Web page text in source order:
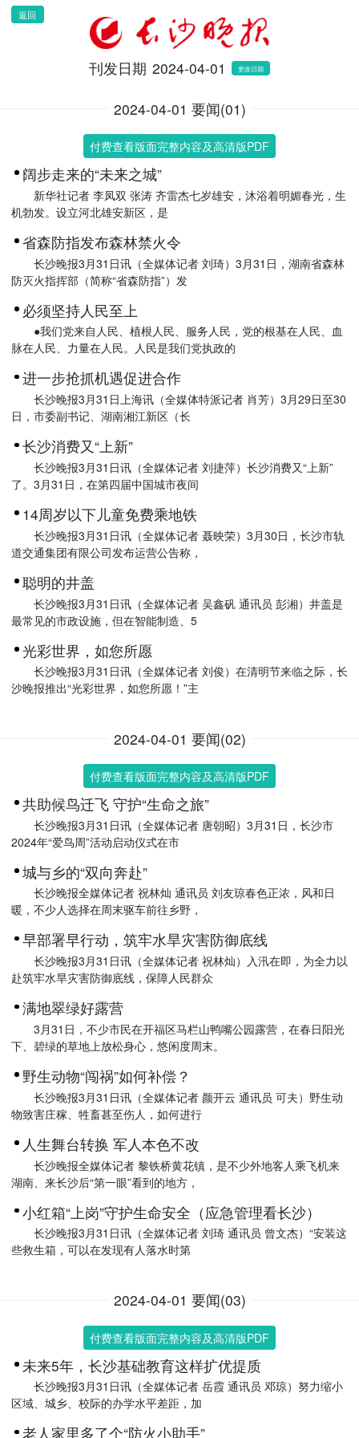
返回
刊发日期 2024-04-01 更改日期
2024-04-01 要闻(01)
付费查看版面完整内容及高清版PDF
阔步走来的“未来之城”
新华社记者 李凤双 张涛 齐雷杰七岁雄安，沐浴着明媚春光，生
机勃发。设立河北雄安新区，是
省森防指发布森林禁火令
长沙晚报3月31日讯（全媒体记者 刘琦）3月31日，湖南省森林
防灭火指挥部（简称“省森防指”）发
必须坚持人民至上
●我们党来自人民、植根人民、服务人民，党的根基在人民、血
脉在人民、力量在人民。人民是我们党执政的
进一步抢抓机遇促进合作
长沙晚报3月31日上海讯（全媒体特派记者 肖芳）3月29日至30
日，市委副书记、湖南湘江新区（长
长沙消费又“上新”
长沙晚报3月31日讯（全媒体记者 刘捷萍）长沙消费又“上新”
了。3月31日，在第四届中国城市夜间
14周岁以下儿童免费乘地铁
长沙晚报3月31日讯（全媒体记者 聂映荣）3月30日，长沙市轨
道交通集团有限公司发布运营公告称，
聪明的井盖
长沙晚报3月31日讯（全媒体记者 吴鑫矾 通讯员 彭湘）井盖是
最常见的市政设施，但在智能制造、5
光彩世界，如您所愿
长沙晚报3月31日讯（全媒体记者 刘俊）在清明节来临之际，长
沙晚报推出“光彩世界，如您所愿！”主
2024-04-01 要闻(02)
付费查看版面完整内容及高清版PDF
共助候鸟迁飞 守护“生命之旅”
长沙晚报3月31日讯（全媒体记者 唐朝昭）3月31日，长沙市
2024年“爱鸟周”活动启动仪式在市
城与乡的“双向奔赴”
长沙晚报全媒体记者 祝林灿 通讯员 刘友琼春色正浓，风和日
暖，不少人选择在周末驱车前往乡野，
早部署早行动，筑牢水旱灾害防御底线
长沙晚报3月31日讯（全媒体记者 祝林灿）入汛在即，为全力以
赴筑牢水旱灾害防御底线，保障人民群众
满地翠绿好露营
3月31日，不少市民在开福区马栏山鸭嘴公园露营，在春日阳光
下、碧绿的草地上放松身心，悠闲度周末。
野生动物“闯祸”如何补偿？
长沙晚报3月31日讯（全媒体记者 颜开云 通讯员 可夫）野生动
物致害庄稼、牲畜甚至伤人，如何进行
人生舞台转换 军人本色不改
长沙晚报全媒体记者 黎铁桥黄花镇，是不少外地客人乘飞机来
湖南、来长沙后“第一眼”看到的地方，
小红箱“上岗”守护生命安全（应急管理看长沙）
长沙晚报3月31日讯（全媒体记者 刘琦 通讯员 曾文杰）“安装这
些救生箱，可以在发现有人落水时第
2024-04-01 要闻(03)
付费查看版面完整内容及高清版PDF
未来5年，长沙基础教育这样扩优提质
长沙晚报3月31日讯（全媒体记者 岳霞 通讯员 邓琼）努力缩小
区域、城乡、校际的办学水平差距，加
老人家里多了个“防火小助手”